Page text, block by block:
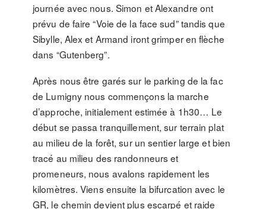
journée avec nous. Simon et Alexandre ont
prévu de faire “Voie de la face sud” tandis que
Sibylle, Alex et Armand iront grimper en flèche
dans “Gutenberg”.
Après nous être garés sur le parking de la fac
de Lumigny nous commençons la marche
d’approche, initialement estimée à 1h30… Le
début se passa tranquillement, sur terrain plat
au milieu de la forêt, sur un sentier large et bien
tracé au milieu des randonneurs et
promeneurs, nous avalons rapidement les
kilomètres. Viens ensuite la bifurcation avec le
GR, le chemin devient plus escarpé et raide